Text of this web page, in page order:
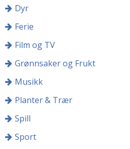
Dyr
Ferie
Film og TV
Grønnsaker og Frukt
Musikk
Planter & Trær
Spill
Sport